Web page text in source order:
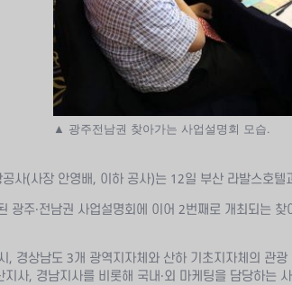
▲ 광주전남권 찾아가는 사업설명회 모습.
사(사장 안영배, 이하 공사)는 12일 부산 라발스호
광주·전남권 사업설명회에 이어 2번째로 개최되는
, 경상남도 3개 광역지자체와 산하 기초지자체의 관
사, 경남지사를 비롯해 국내·외 마케팅을 담당하